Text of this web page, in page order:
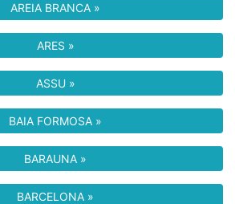
AREIA BRANCA »
ARES »
ASSU »
BAIA FORMOSA »
BARAUNA »
BARCELONA »